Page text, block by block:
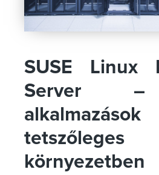
SUSE Linux
Server –
tetszőleges
környezetben